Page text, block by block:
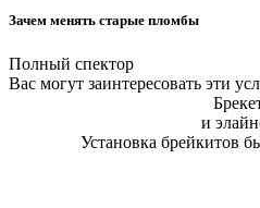
Зачем менять старые пломбы
Полный спектор
Вас могут заинтересовать эти
и
Установка брейкитов